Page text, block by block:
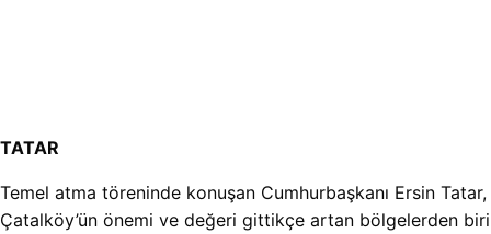
TATAR
Temel atma töreninde konuşan Cumhurbaşkanı Ersin Tatar,
Çatalköy’ün önemi ve değeri gittikçe artan bölgelerden biri